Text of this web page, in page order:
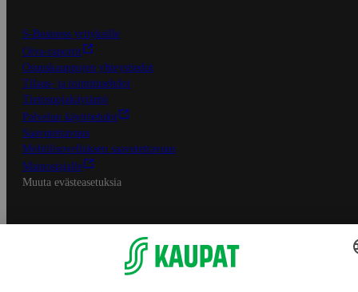
S-Business yrityksille
Oiva-raportit
Osuuskauppojen yhteystiedot
Tilaus- ja toimitusehdot
Tietosuojakäytäntö
Palvelun käyttöehdot
Saavutettavuus
Mobiilisovelluksen saavutettavuus
Mainostajalle
Muuta evästeasetuksia
S-ryhmän palvelut